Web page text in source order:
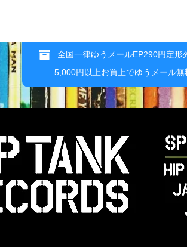
全国一律ゆうメールEP290円定形
5,000円以上お買上でゆうメール